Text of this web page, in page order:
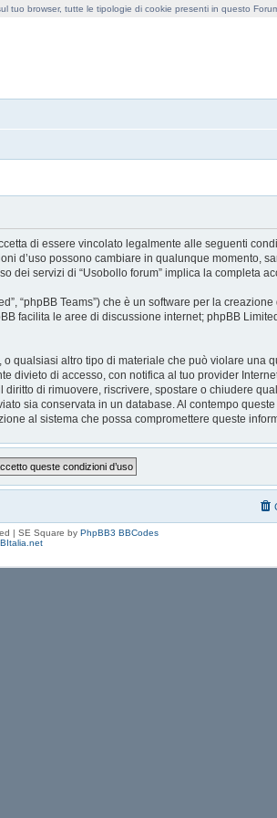
di essere vincolato legalmente alle seguenti
d’uso possono cambiare in qualunque momento,
servizi di “Usobollo forum” implica la completa
“phpBB Teams”) che è un software per la
facilita le aree di discussione internet; phpBB
qualsiasi altro tipo di materiale che può violare una
divieto di accesso, con notifica al tuo provider
di rimuovere, riscrivere, spostare o chiudere
sia conservata in un database. Al contempo
al sistema che possa compromettere queste
| SE Square by PhpBB3 BBCodes
tuo browser, tutte le tipologie di cookie presenti in questo